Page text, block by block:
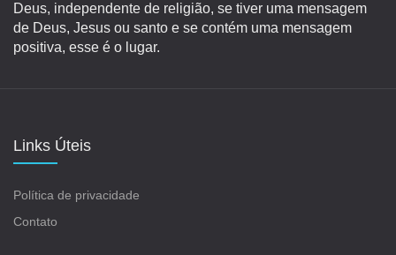
Deus, independente de religião, se tiver uma mensagem
de Deus, Jesus ou santo e se contém uma mensagem
positiva, esse é o lugar.
Links Úteis
Política de privacidade
Contato